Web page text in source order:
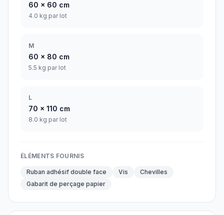
60 x 60 cm
4.0 kg par lot
M
60 x 80 cm
5.5 kg par lot
L
70 x 110 cm
8.0 kg par lot
ÉLÉMENTS FOURNIS
Ruban adhésif double face Vis
Chevilles
Gabarit de perçage papier